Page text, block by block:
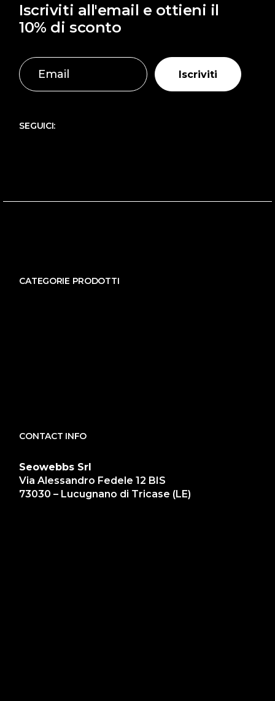
Iscriviti all'email e ottieni il
10% di sconto
Iscriviti
SEGUICI:
CATEGORIE PRODOTTI
CONTACT INFO
Seowebbs Srl
Via Alessandro Fedele 12 BIS
73030 – Lucugnano di Tricase (LE)